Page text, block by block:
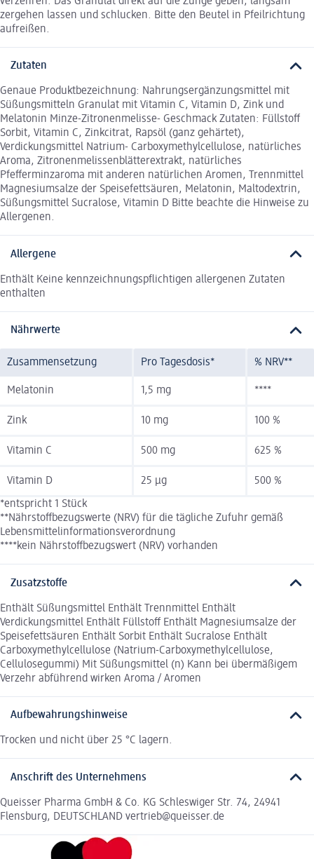
zergehen lassen und schlucken. Bitte den Beutel in Pfeilrichtung
aufreißen.
Zutaten
Genaue Produktbezeichnung: Nahrungsergänzungsmittel mit
Süßungsmitteln Granulat mit Vitamin C, Vitamin D, Zink und
Melatonin Minze-Zitronenmelisse- Geschmack Zutaten: Füllstoff
Sorbit, Vitamin C, Zinkcitrat, Rapsöl (ganz gehärtet),
Verdickungsmittel Natrium- Carboxymethylcellulose, natürliches
Aroma, Zitronenmelissenblätterextrakt, natürliches
Pfefferminzaroma mit anderen natürlichen Aromen, Trennmittel
Magnesiumsalze der Speisefettsäuren, Melatonin, Maltodextrin,
Süßungsmittel Sucralose, Vitamin D Bitte beachte die Hinweise zu
Allergenen.
Allergene
Enthält Keine kennzeichnungspflichtigen allergenen Zutaten
enthalten
Nährwerte
Zusammensetzung Pro Tagesdosis* % NRV**
Melatonin 1,5 mg ****
Zink 10 mg 100 %
Vitamin C 500 mg 625 %
Vitamin D 25 µg 500 %
*entspricht 1 Stück
**Nährstoffbezugswerte (NRV) für die tägliche Zufuhr gemäß
Lebensmittelinformationsverordnung
****kein Nährstoffbezugswert (NRV) vorhanden
Zusatzstoffe
Enthält Süßungsmittel Enthält Trennmittel Enthält
Verdickungsmittel Enthält Füllstoff Enthält Magnesiumsalze der
Speisefettsäuren Enthält Sorbit Enthält Sucralose Enthält
Carboxymethylcellulose (Natrium-Carboxymethylcellulose,
Cellulosegummi) Mit Süßungsmittel (n) Kann bei übermäßigem
Verzehr abführend wirken Aroma / Aromen
Aufbewahrungshinweise
Trocken und nicht über 25 °C lagern.
Anschrift des Unternehmens
Queisser Pharma GmbH & Co. KG Schleswiger Str. 74, 24941
Flensburg, DEUTSCHLAND vertrieb@queisser.de